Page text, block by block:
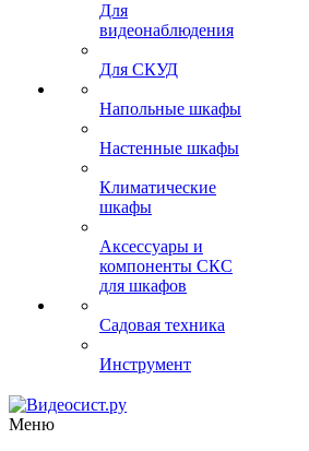
Для
видеонаблюдения
Для СКУД
Напольные шкафы
Настенные шкафы
Климатические
шкафы
Аксессуары и
компоненты СКС
для шкафов
Садовая техника
Инструмент
Меню